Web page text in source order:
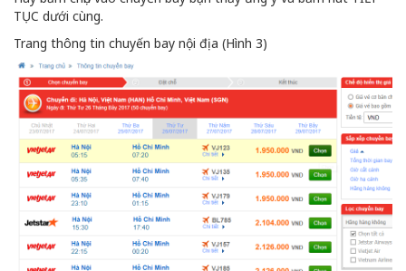
TỤC dưới cùng.
Trang thông tin chuyến bay nội địa (Hình 3)